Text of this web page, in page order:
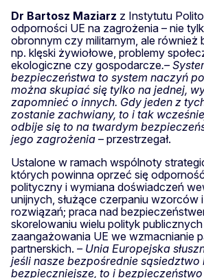
Dr Bartosz Maziarz z Instytutu
odporności UE na zagrożenia – nie
obronnym czy militarnym, ale również
np. klęski żywiołowe, problemy
ekologiczne czy gospodarcze.–
bezpieczeństwa to system naczyń
można skupiać się tylko na jednej,
zapomnieć o innych. Gdy jeden z
zostanie zachwiany, to i tak
odbije się to na twardym
jego zagrożenia – przestrzegał.
Ustalone w ramach wspólnoty
których powinna oprzeć się
polityczny i wymiana doświadczeń
unijnych, służące czerpaniu wzorców
rozwiązań; praca nad
skorelowaniu wielu polityk
zaangażowania UE we wzmacnianie
partnerskich. – Unia Europejska
jeśli nasze bezpośrednie sąsiedztwo
bezpieczniejsze, to i